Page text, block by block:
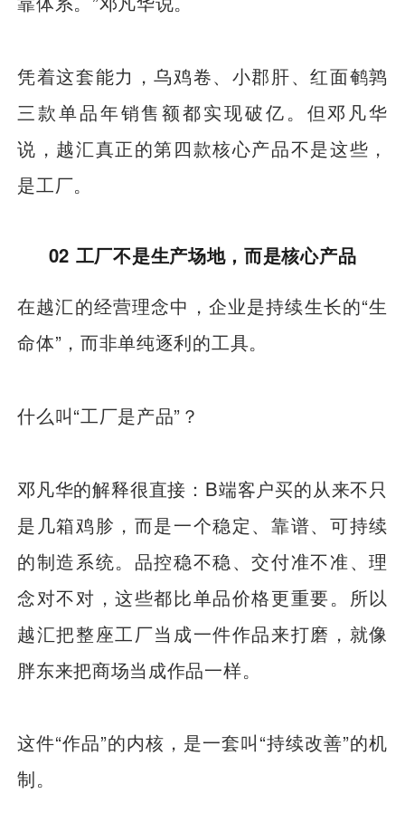
凭着这套能力，乌鸡卷、小郡肝、红面鹌鹑
三款单品年销售额都实现破亿。但邓凡华
说，越汇真正的第四款核心产品不是这些，
是工厂。
02 工厂不是生产场地，而是核心产品
在越汇的经营理念中，企业是持续生长的“生
命体”，而非单纯逐利的工具。
什么叫“工厂是产品”？
邓凡华的解释很直接：B端客户买的从来不只
是几箱鸡胗，而是一个稳定、靠谱、可持续
的制造系统。品控稳不稳、交付准不准、理
念对不对，这些都比单品价格更重要。所以
越汇把整座工厂当成一件作品来打磨，就像
胖东来把商场当成作品一样。
这件“作品”的内核，是一套叫“持续改善”的机
制。